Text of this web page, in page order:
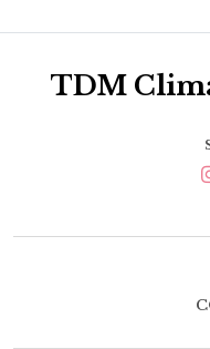
TDM